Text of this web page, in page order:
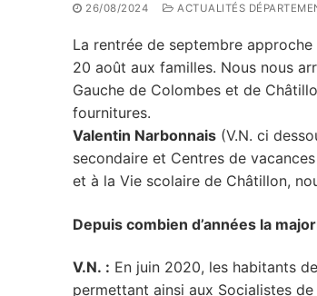
26/08/2024 ACTUALITÉS
La rentrée de septembre
20 août aux familles. Nous nous
Gauche de Colombes et de
fournitures.
Valentin Narbonnais (V.N. ci
secondaire et Centres de
et à la Vie scolaire de Châtillon,
Depuis combien d’années la
V.N. : En juin 2020, les habitants
permettant ainsi aux Socialistes